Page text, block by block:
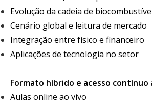
Evolução da cadeia de
Cenário global e leitura de mercado
Integração entre físico e financeiro
Aplicações de tecnologia no setor
Formato híbrido e acesso contínuo
Aulas online ao vivo